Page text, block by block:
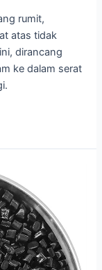
rumit,
atas tidak
dirancang
ke dalam serat